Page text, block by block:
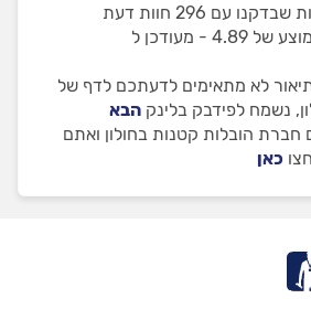
חברות הובלות קטנות שבדקנו עם 296 חוות דעת
מאומתות, בדירוג ממוצע של 4.89 - מעודכן ל
לא מתאימים לדעתכם לדף של
נשמח לפידבק בלינק הבא
חברת הובלות קטנות בחולון ואתם
כאן